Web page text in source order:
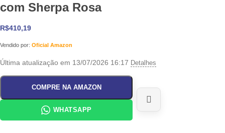
com Sherpa Rosa
R$410,19
Vendido por: Oficial Amazon
Última atualização em 13/07/2026 16:17 Detalhes
COMPRE NA AMAZON
WHATSAPP